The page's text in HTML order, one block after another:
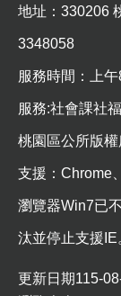
地址：330206
3348058
服務時間：上
服務:社會課社
桃園區公所版
支援：Chrome
瀏覽器Win7已
汰並停止支援IE
更新日期115-